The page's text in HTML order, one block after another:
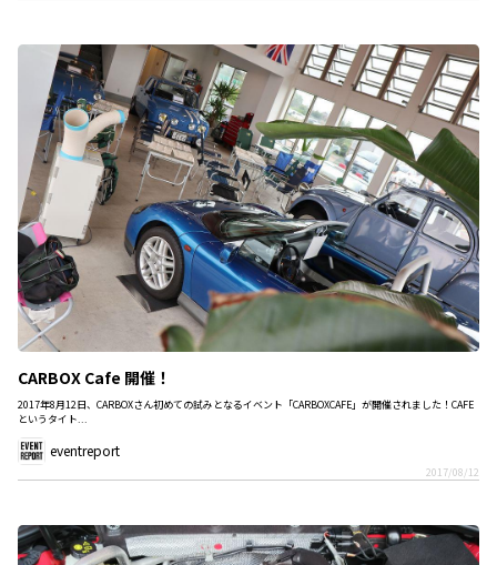
CARBOX Cafe 開催！
2017年8月12日、CARBOXさん初めての試みとなるイベント「CARBOXCAFE」が開催されました！CAFE
というタイト...
eventreport
2017/08/12